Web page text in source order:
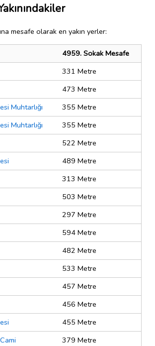
mesafe olarak en yakın yerler:
4959. Sokak Mesafe
331 Metre
473 Metre
Muhtarlığı
355 Metre
Muhtarlığı
355 Metre
522 Metre
489 Metre
313 Metre
503 Metre
297 Metre
594 Metre
482 Metre
533 Metre
457 Metre
456 Metre
455 Metre
379 Metre